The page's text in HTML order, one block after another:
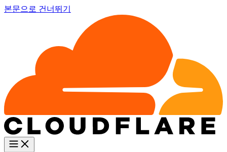
본문으로 건너뛰기